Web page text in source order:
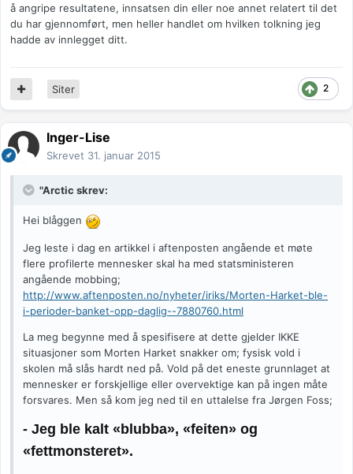
å angripe resultatene, innsatsen din eller noe annet relatert til det
du har gjennomført, men heller handlet om hvilken tolkning jeg
hadde av innlegget ditt.
2
Siter
Inger-Lise
Skrevet 31. januar 2015
"Arctic skrev:
Hei blåggen
Jeg leste i dag en artikkel i aftenposten angående et møte
flere profilerte mennesker skal ha med statsministeren
angående mobbing;
http://www.aftenposten.no/nyheter/iriks/Morten-Harket-ble-
i-perioder-banket-opp-daglig--7880760.html
La meg begynne med å spesifisere at dette gjelder IKKE
situasjoner som Morten Harket snakker om; fysisk vold i
skolen må slås hardt ned på. Vold på det eneste grunnlaget at
mennesker er forskjellige eller overvektige kan på ingen måte
forsvares. Men så kom jeg ned til en uttalelse fra Jørgen Foss;
- Jeg ble kalt «blubba», «feiten» og
«fettmonsteret».